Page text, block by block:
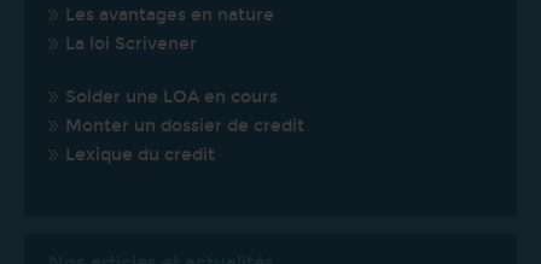
Les avantages en nature
La loi Scrivener
Solder une LOA en cours
Monter un dossier de credit
Lexique du credit